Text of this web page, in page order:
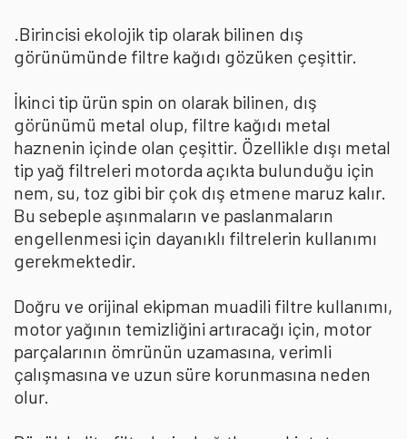
.Birincisi ekolojik tip olarak bilinen dış
görünümünde filtre kağıdı gözüken çeşittir.
İkinci tip ürün spin on olarak bilinen, dış
görünümü metal olup, filtre kağıdı metal
haznenin içinde olan çeşittir. Özellikle dışı metal
tip yağ filtreleri motorda açıkta bulunduğu için
nem, su, toz gibi bir çok dış etmene maruz kalır.
Bu sebeple aşınmaların ve paslanmaların
engellenmesi için dayanıklı filtrelerin kullanımı
gerekmektedir.
Doğru ve orijinal ekipman muadili filtre kullanımı,
motor yağının temizliğini artıracağı için, motor
parçalarının ömrünün uzamasına, verimli
çalışmasına ve uzun süre korunmasına neden
olur.